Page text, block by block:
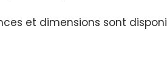
et dimensions sont